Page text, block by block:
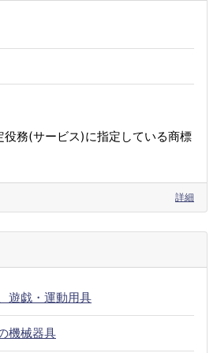
役務(サービス)に指定している商標
詳細
遊戯・運動用具
機械器具